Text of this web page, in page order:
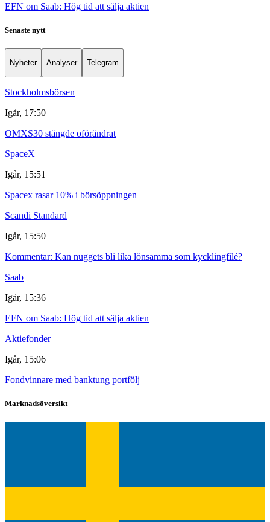
EFN om Saab: Hög tid att sälja aktien
Senaste nytt
Nyheter Analyser Telegram
Stockholmsbörsen
Igår, 17:50
OMXS30 stängde oförändrat
SpaceX
Igår, 15:51
Spacex rasar 10% i börsöppningen
Scandi Standard
Igår, 15:50
Kommentar: Kan nuggets bli lika lönsamma som kycklingfilé?
Saab
Igår, 15:36
EFN om Saab: Hög tid att sälja aktien
Aktiefonder
Igår, 15:06
Fondvinnare med banktung portfölj
Marknadsöversikt